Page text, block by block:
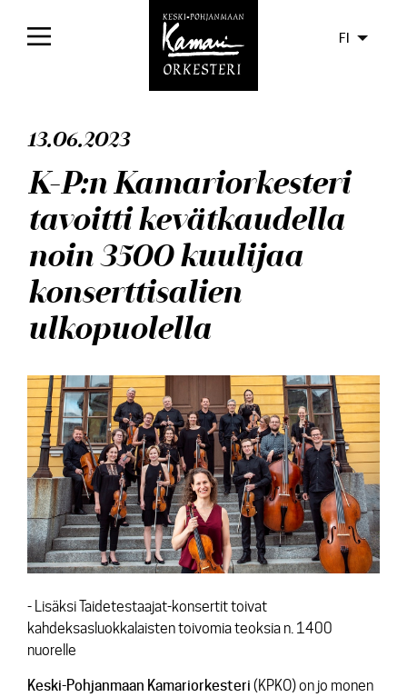
Liput
Yleisölle
Levyt
Media
Lehdistötiedotteet
Konserttiarvostelut
Levyarvostelut
Kuvapankki
Yhteys
FI
13.06.2023
K-P:n Kamariorkesteri
tavoitti kevätkaudella
noin 3500 kuulijaa
konserttisalien
ulkopuolella
- Lisäksi Taidetestaajat-konsertit toivat
kahdeksasluokkalaisten toivomia teoksia n. 1400
nuorelle
Keski-Pohjanmaan Kamariorkesteri (KPKO) on jo monen